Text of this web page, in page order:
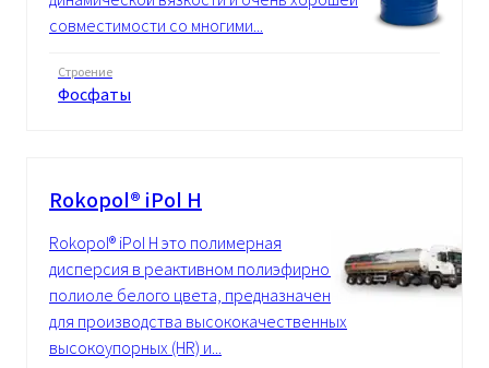
совместимости со многими...
Строение
Фосфаты
Rokopol® iPol H
Rokopol® iPol H это полимерная
дисперсия в реактивном полиэфирном
полиоле белого цвета, предназначенная
для производства высококачественных
высокоупорных (HR) и...